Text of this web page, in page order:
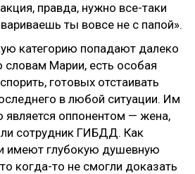
правда, нужно все-таки
ты вовсе не с папой».
категорию попадают далеко
словам Марии, есть особая
готовых отстаивать
в любой ситуации. Им
является оппонентом — жена,
сотрудник ГИБДД. Как
имеют глубокую душевную
когда-то не смогли доказать